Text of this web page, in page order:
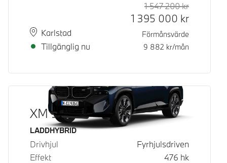
PlatsKarlstad
Leveranstid
Tillgänglig nu
Rek. ord
1 547 200kr
1 395 000 kr
Förmånsvärde
9 882 kr/mån
XM 50e
Bränsle
LADDHYBRID
Drivhjul
Fyrhjulsdriven
Effekt
476 hk